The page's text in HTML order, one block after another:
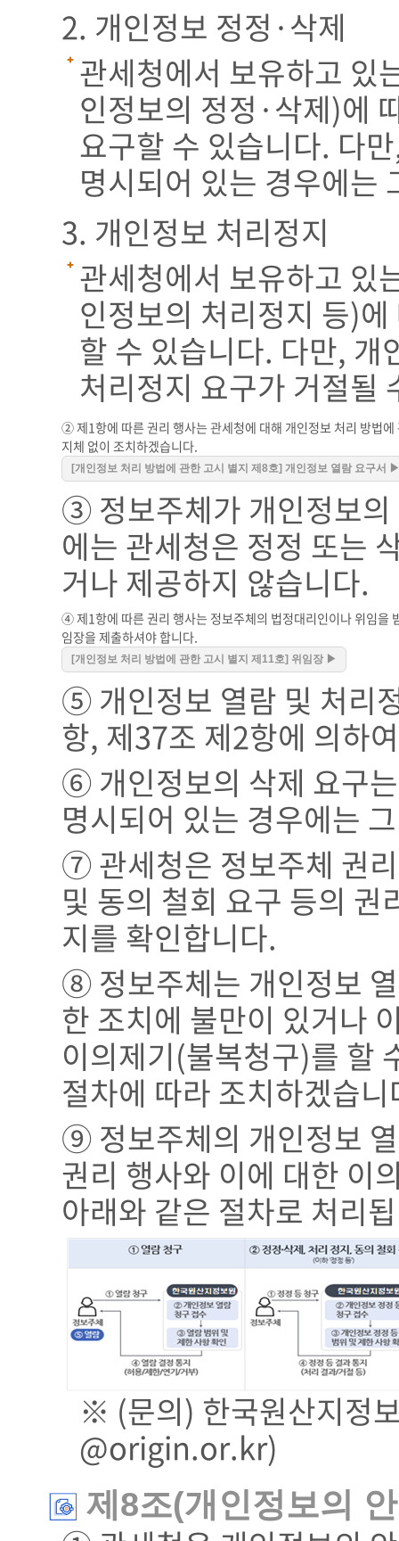
2. 개인정보 정정·삭제
관세청에서 보유하고 있
인정보의 정정·삭제)에
요구할 수 있습니다. 다
명시되어 있는 경우에는
3. 개인정보 처리정지
관세청에서 보유하고 있
인정보의 처리정지 등)
할 수 있습니다. 다만,
처리정지 요구가 거절될
② 제1항에 따른 권리 행사는 관세청에 대해 개인정보 처리 방법
지체 없이 조치하겠습니다.
[개인정보 처리 방법에 관한 고시 별지 제8호] 개인정보 열람 요구서 ▶
③ 정보주체가 개인정보의
에는 관세청은 정정 또는
거나 제공하지 않습니다.
④ 제1항에 따른 권리 행사는 정보주체의 법정대리인이나 위임을
임장을 제출하셔야 합니다.
[개인정보 처리 방법에 관한 고시 별지 제11호] 위임장 ▶
⑤ 개인정보 열람 및 처리
항, 제37조 제2항에 의하
⑥ 개인정보의 삭제 요구
명시되어 있는 경우에는
⑦ 관세청은 정보주체 권
및 동의 철회 요구 등의
지를 확인합니다.
⑧ 정보주체는 개인정보
한 조치에 불만이 있거나
이의제기(불복청구)를 할
절차에 따라 조치하겠습
⑨ 정보주체의 개인정보
권리 행사와 이에 대한 이
아래와 같은 절차로 처리
※ (문의) 한국원산지정
@origin.or.kr)
제8조(개인정보의